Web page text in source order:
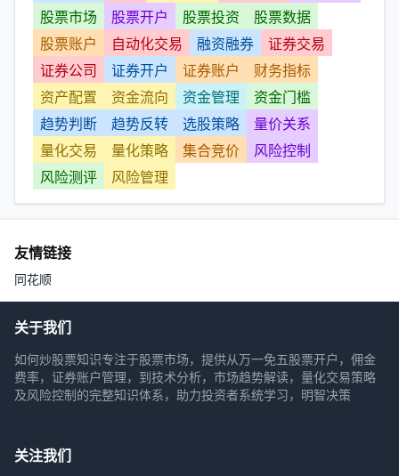
股票市场
股票开户 股票投资
股票数据
股票账户
自动化交易 融资融券
证券交易
证券公司
证券开户 证券账户
财务指标
资产配置
资金流向 资金管理
资金门槛
趋势判断
趋势反转 选股策略
量价关系
量化交易
量化策略 集合竞价
风险控制
风险测评
风险管理
友情链接
同花顺
关于我们
如何炒股票知识专注于股票市场，提供从万一免五股票开户，佣金
费率，证券账户管理，到技术分析，市场趋势解读，量化交易策略
及风险控制的完整知识体系，助力投资者系统学习，明智决策
关注我们